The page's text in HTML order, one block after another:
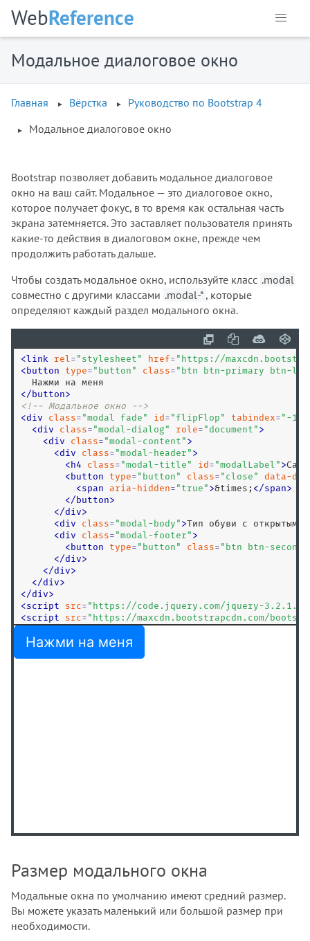
WebReference
Модальное диалоговое окно
Главная Вёрстка
Руководство по Bootstrap 4
Модальное диалоговое окно
Bootstrap позволяет добавить модальное диалоговое
окно на ваш сайт. Модальное — это диалоговое окно,
которое получает фокус, в то время как остальная часть
экрана затемняется. Это заставляет пользователя принять
какие-то действия в диалоговом окне, прежде чем
продолжить работать дальше.
Чтобы создать модальное окно, используйте класс .modal
совместно с другими классами .modal-* , которые
определяют каждый раздел модального окна.
<link rel = " stylesheet " href= " https://
< button type= " button " class= " btn btn-primary btn-lg
</ button>
<!-- Модальное окно -->
<div class= "modal fade " id = " flipFlop " tabindex= " -1
<div class= "modal-dialog " role= "document " >
<div class= "modal-content " >
<div class= "modal-header " >
< h4 class= "modal-title " id = "modalLabel " >
< button type= " button " class= " close "
data-
<span aria-hidden= " true " >&times; </span>
</ button>
</div>
<div class= "modal-body " >Тип обуви с открытыми
<div class= "modal-footer " >
< button type= " button " class= " btn btn-
</div>
</div>
</div>
</div>
<script src= " https://code.jquery.com/jquery-
<script src= " https://maxcdn.bootstrapcdn.com/
Размер модального окна
Модальные окна по умолчанию имеют средний размер.
Вы можете указать маленький или большой размер при
необходимости.